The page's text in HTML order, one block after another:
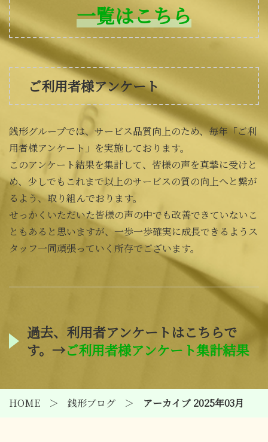
一覧はこちら
ご利用者様アンケート
銭形グループでは、サービス品質向上のため、毎年「ご利
用者様アンケート」を実施しております。
このアンケート結果を集計して、皆様の声を真摯に受けと
め、少しでもこれまで以上のサービスの質の向上へと繋が
るよう、取り組んでおります。
せっかくいただいた皆様の声の中でも改善できていないこ
ともあると思いますが、一歩一歩確実に成長できるようス
タッフ一同頑張っていく所存でございます。
過去、利用者アンケートはこちらで
す。→ご利用者様アンケート集計結果
HOME 銭形ブログ アーカイブ 2025年03月